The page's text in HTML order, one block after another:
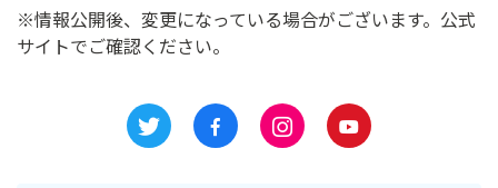
※情報公開後、変更になっている場合がございます。公式
サイトでご確認ください。